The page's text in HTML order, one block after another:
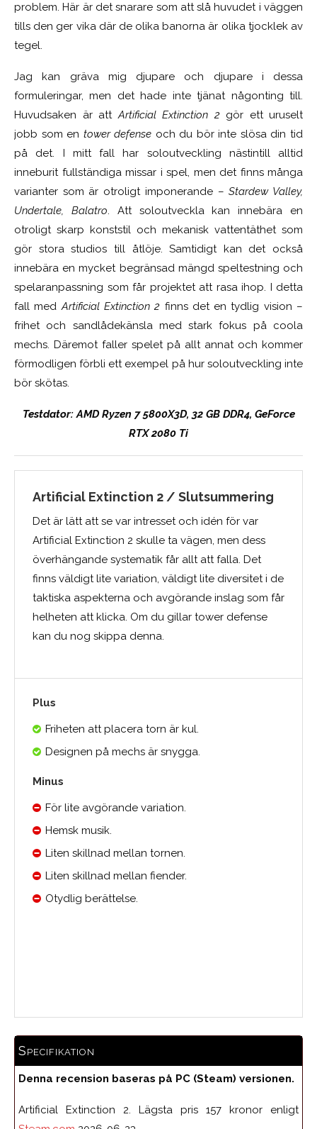
problem. Här är det snarare som att slå huvudet i väggen
tills den ger vika där de olika banorna är olika tjocklek av
tegel.
Jag kan gräva mig djupare och djupare i dessa
formuleringar, men det hade inte tjänat någonting till.
Huvudsaken är attArtificial Extinction 2 gör ett uruselt
jobb som en tower defense och du bör inte slösa din tid
på det. I mitt fall har soloutveckling nästintill alltid
inneburit fullständiga missar i spel, men det finns många
varianter som är otroligt imponerande –Stardew Valley,
Undertale, Balatro. Att soloutveckla kan innebära en
otroligt skarp konststil och mekanisk vattentäthet som
gör stora studios till åtlöje. Samtidigt kan det också
innebära en mycket begränsad mängd speltestning och
spelaranpassning som får projektet att rasa ihop. I detta
fall medArtificial Extinction 2 finns det en tydlig vision –
frihet och sandlådekänsla med stark fokus på coola
mechs. Däremot faller spelet på allt annat och kommer
förmodligen förbli ett exempel på hur soloutveckling inte
bör skötas.
Testdator: AMD Ryzen 7 5800X3D, 32 GB DDR4, GeForce
RTX 2080 Ti
Artificial Extinction 2 / Slutsummering
Det är lätt att se var intresset och idén för var
Artificial Extinction 2 skulle ta vägen, men dess
överhängande systematik får allt att falla. Det
finns väldigt lite variation, väldigt lite diversitet i de
taktiska aspekterna och avgörande inslag som får
helheten att klicka. Om du gillar tower defense
kan du nog skippa denna.
Plus
Friheten att placera torn är kul.
Designen på mechs är snygga.
Minus
För lite avgörande variation.
Hemsk musik.
Liten skillnad mellan tornen.
Liten skillnad mellan fiender.
Otydlig berättelse.
Specifikation
Denna recension baseras på PC (Steam) versionen.
Artificial Extinction 2. Lägsta pris 157 kronor enligt